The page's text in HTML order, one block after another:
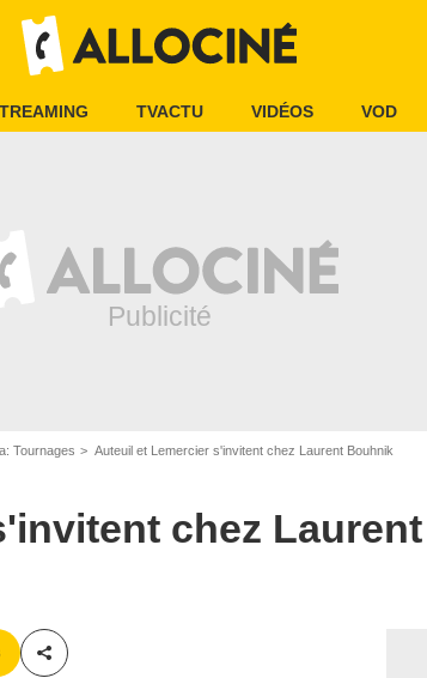
TVACTU VIDÉOS VOD
Tournages Auteuil et Lemercier s'invitent chez Laurent Bouhnik
chez
Partager cet article